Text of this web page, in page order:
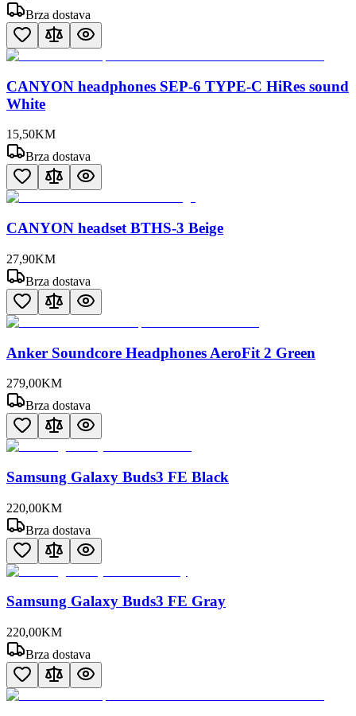
Brza dostava
CANYON headphones SEP-6 TYPE-C HiRes sound
White
15,50KM
Brza dostava
CANYON headset BTHS-3 Beige
27,90KM
Brza dostava
Anker Soundcore Headphones AeroFit 2 Green
279,00KM
Brza dostava
Samsung Galaxy Buds3 FE Black
220,00KM
Brza dostava
Samsung Galaxy Buds3 FE Gray
220,00KM
Brza dostava